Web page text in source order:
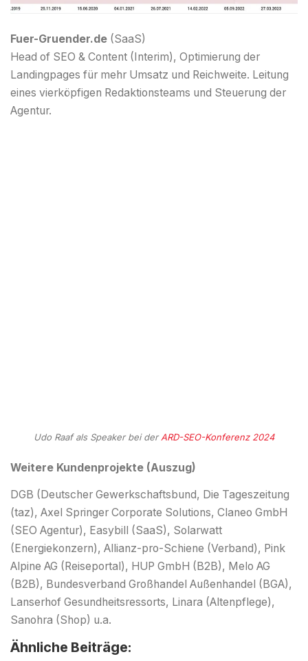
Fuer-Gruender.de (SaaS)
Head of SEO & Content (Interim), Optimierung der
Landingpages für mehr Umsatz und Reichweite. Leitung
eines vierköpfigen Redaktionsteams und Steuerung der
Agentur.
Udo Raaf als Speaker bei derARD-SEO-Konferenz 2024
Weitere Kundenprojekte (Auszug)
DGB (Deutscher Gewerkschaftsbund, Die Tageszeitung
(taz), Axel Springer Corporate Solutions, Claneo GmbH
(SEO Agentur), Easybill (SaaS), Solarwatt
(Energiekonzern), Allianz-pro-Schiene (Verband), Pink
Alpine AG (Reiseportal), HUP GmbH (B2B), Melo AG
(B2B), Bundesverband Großhandel Außenhandel (BGA),
Lanserhof Gesundheitsressorts, Linara (Altenpflege),
Sanohra (Shop) u.a.
Ähnliche Beiträge: